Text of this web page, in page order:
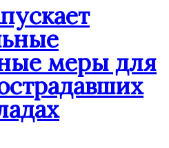
меры для